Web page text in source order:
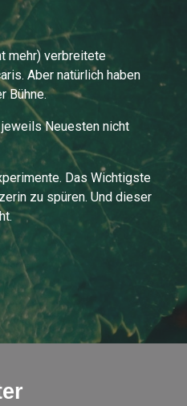
mehr) verbreitete
Aber natürlich haben
Bühne.
Neuesten nicht
Das Wichtigste
zu spüren. Und dieser